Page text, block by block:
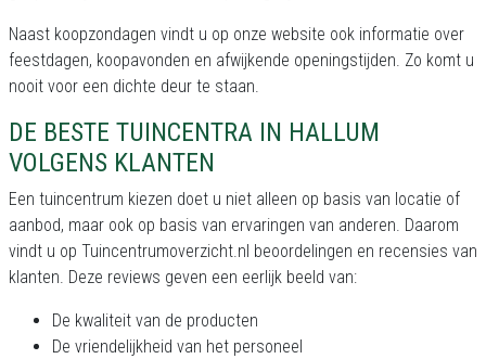
Naast koopzondagen vindt u op onze website ook informatie over
feestdagen, koopavonden en afwijkende openingstijden. Zo komt u
nooit voor een dichte deur te staan.
DE BESTE TUINCENTRA IN HALLUM
VOLGENS KLANTEN
Een tuincentrum kiezen doet u niet alleen op basis van locatie of
aanbod, maar ook op basis van ervaringen van anderen. Daarom
vindt u op Tuincentrumoverzicht.nl beoordelingen en recensies van
klanten. Deze reviews geven een eerlijk beeld van:
De kwaliteit van de producten
De vriendelijkheid van het personeel